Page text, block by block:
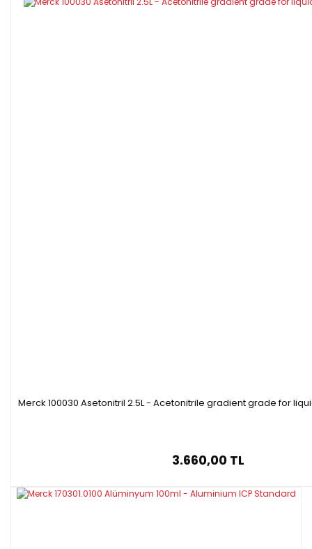
Merck 100030 Asetonitril 2.5L - Acetonitrile gradient grade for
3.660,00 TL